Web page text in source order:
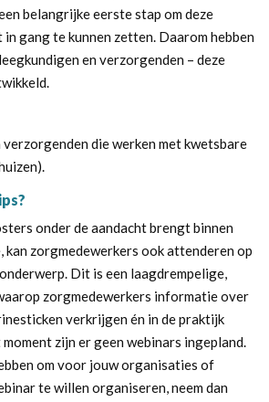
belangrijke eerste stap om deze
gang te kunnen zetten. Daarom hebben
en verzorgenden – deze
die werken met kwetsbare
onder de aandacht brengt binnen
zorgmedewerkers ook attenderen op
Dit is een laagdrempelige,
zorgmedewerkers informatie over
verkrijgen én in de praktijk
zijn er geen webinars ingepland.
om voor jouw organisaties of
te willen organiseren, neem dan